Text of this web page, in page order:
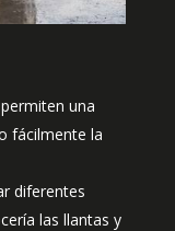
una
fácilmente la
diferentes
las llantas y